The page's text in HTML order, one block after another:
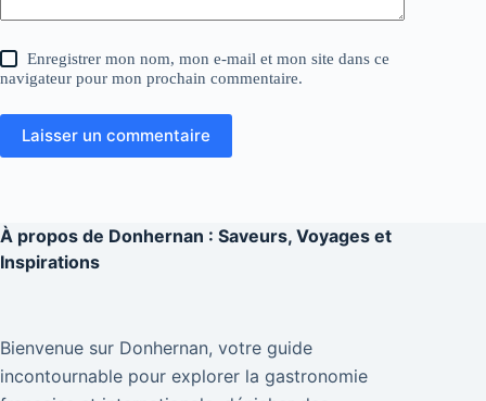
Enregistrer mon nom, mon e-mail et mon site dans ce
navigateur pour mon prochain commentaire.
Laisser un commentaire
À propos de Donhernan : Saveurs, Voyages et
Inspirations
Bienvenue sur Donhernan, votre guide
incontournable pour explorer la gastronomie